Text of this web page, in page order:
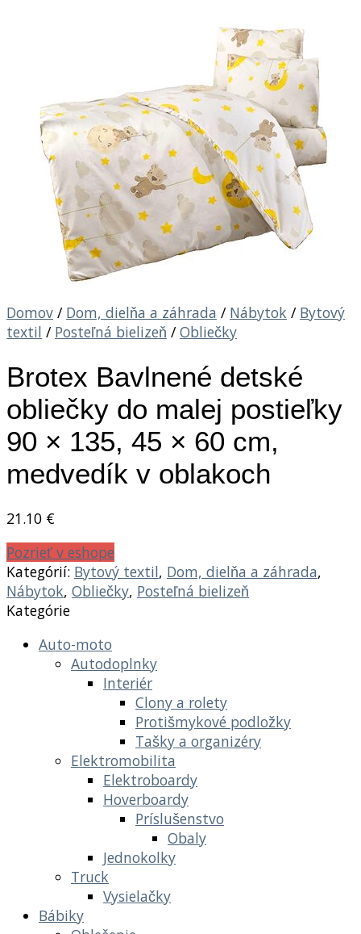
Domov / Dom, dielňa a záhrada / Nábytok / Bytový
textil / Posteľná bielizeň / Obliečky
Brotex Bavlnené detské
obliečky do malej postieľky
90 × 135, 45 × 60 cm,
medvedík v oblakoch
21.10 €
Pozrieť v eshope
Kategórií: Bytový textil, Dom, dielňa a záhrada,
Nábytok, Obliečky, Posteľná bielizeň
Kategórie
Auto-moto
Autodoplnky
Interiér
Clony a rolety
Protišmykové podložky
Tašky a organizéry
Elektromobilita
Elektroboardy
Hoverboardy
Príslušenstvo
Obaly
Jednokolky
Truck
Vysielačky
Bábiky